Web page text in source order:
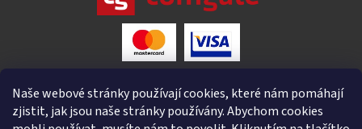
Naše webové stránky používají cookies, které nám pomáhají
zjistit, jak jsou naše stránky používány. Abychom cookies